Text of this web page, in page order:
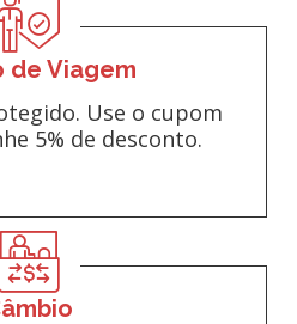
de Viagem
Use o cupom
5% de desconto.